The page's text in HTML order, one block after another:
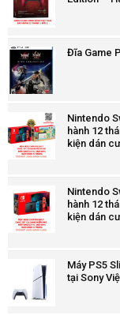
Đĩa Game
Nintendo
hành 12
kiện dán
Nintendo
hành 12
kiện dán
Máy PS5
tại Sony